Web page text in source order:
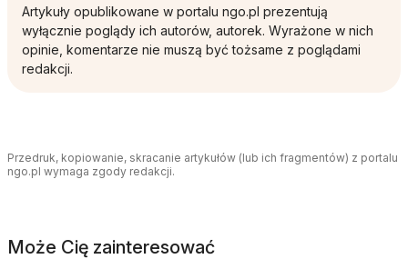
Artykuły opublikowane w portalu ngo.pl prezentują
wyłącznie poglądy ich autorów, autorek. Wyrażone w nich
opinie, komentarze nie muszą być tożsame z poglądami
redakcji.
Przedruk, kopiowanie, skracanie artykułów (lub ich fragmentów) z portalu
ngo.pl wymaga zgody redakcji.
Może Cię zainteresować